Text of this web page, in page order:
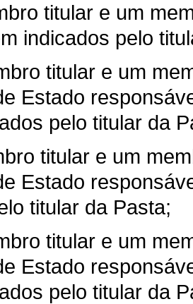
titular e um
indicados pelo
titular e um
Estado
pelo titular da
titular e um
Estado
titular da Pasta;
titular e um
Estado
pelo titular da